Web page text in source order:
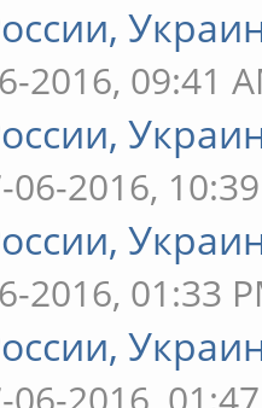
2016, 09:41
06-2016,
2016, 01:33